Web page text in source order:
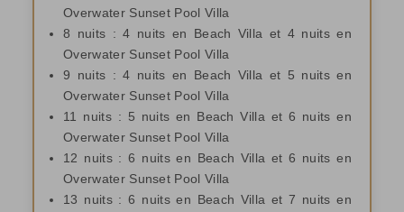
Overwater Sunset Pool Villa
8 nuits : 4 nuits en Beach Villa et 4 nuits en
Overwater Sunset Pool Villa
9 nuits : 4 nuits en Beach Villa et 5 nuits en
Overwater Sunset Pool Villa
11 nuits : 5 nuits en Beach Villa et 6 nuits en
Overwater Sunset Pool Villa
12 nuits : 6 nuits en Beach Villa et 6 nuits en
Overwater Sunset Pool Villa
13 nuits : 6 nuits en Beach Villa et 7 nuits en